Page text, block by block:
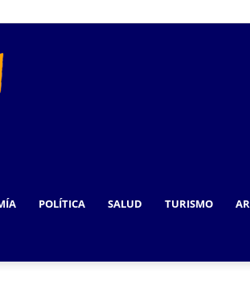
POLÍTICA SALUD TURISMO